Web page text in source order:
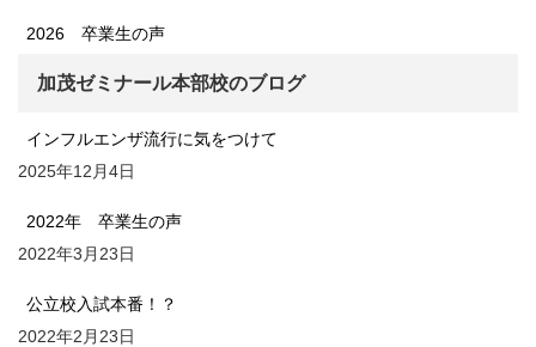
2026 卒業生の声
加茂ゼミナール本部校のブログ
インフルエンザ流行に気をつけて
2025年12月4日
2022年 卒業生の声
2022年3月23日
公立校入試本番！？
2022年2月23日